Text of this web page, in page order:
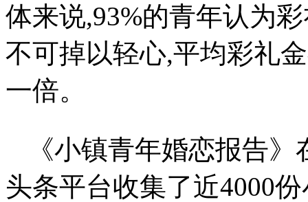
体来说,93%的青年认为
不可掉以轻心,平均彩礼
一倍。
《小镇青年婚恋报告
头条平台收集了近4000